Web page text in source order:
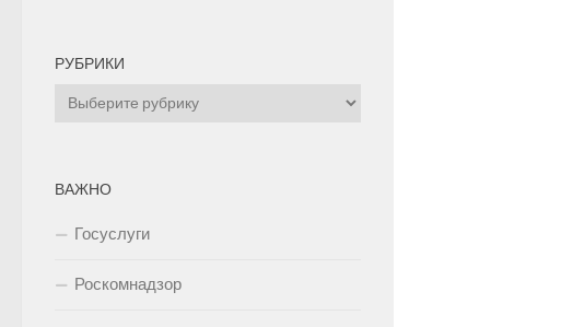
РУБРИКИ
Рубрики
ВАЖНО
Госуслуги
Роскомнадзор